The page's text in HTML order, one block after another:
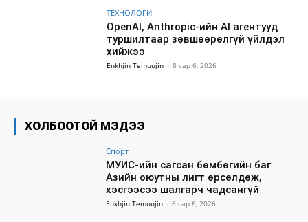
ТЕХНОЛОГИ
OpenAI, Anthropic-ийн AI агентууд
туршилтаар зөвшөөрөлгүй үйлдэл
хийжээ
Enkhjin Temuujin - 8 сар 6, 2026
ХОЛБООТОЙ МЭДЭЭ
Спорт
МУИС-ийн сагсан бөмбөгийн баг
Азийн оюутны лигт өрсөлдөж,
хэсгээсээ шалгарч чадсангүй
Enkhjin Temuujin - 8 сар 6, 2026